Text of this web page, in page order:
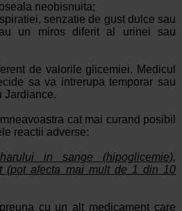
neobisnuita;
senzatie de gust dulce sau
un miros diferit al urinei sau
de valorile glicemiei. Medicul
sa va intrerupa temporar sau
Jardiance.
cat mai curand posibil
reactii adverse:
in sange (hipoglicemie),
(pot afecta mai mult de 1 din 10
cu un alt medicament care